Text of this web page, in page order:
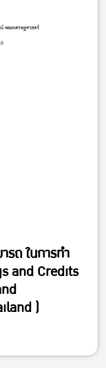
ถ ในการทำ
and Credits
)